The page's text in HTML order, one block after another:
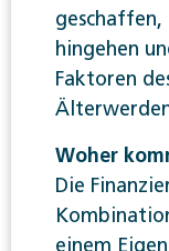
geschaffen,
hingehen
Faktoren
Woher
Die
einem